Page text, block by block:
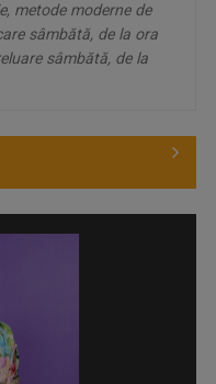
metode moderne de
sâmbătă, de la ora
sâmbătă, de la